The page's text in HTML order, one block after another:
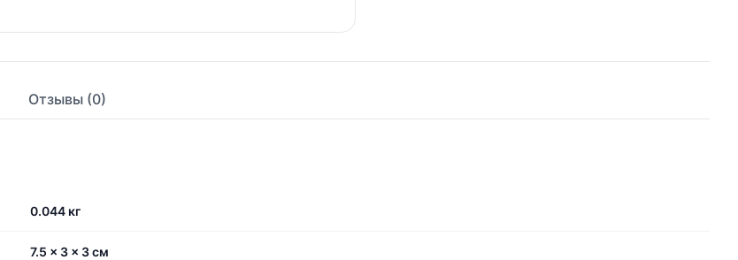
Отзывы (0)
0.044 кг
7.5 × 3 × 3 см